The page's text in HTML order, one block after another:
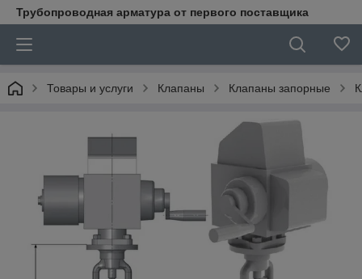
Трубопроводная арматура от первого поставщика
Товары и услуги Клапаны Клапаны запорные